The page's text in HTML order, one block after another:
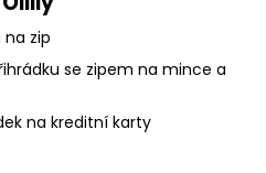
zip
se zipem na mince a
na kreditní karty